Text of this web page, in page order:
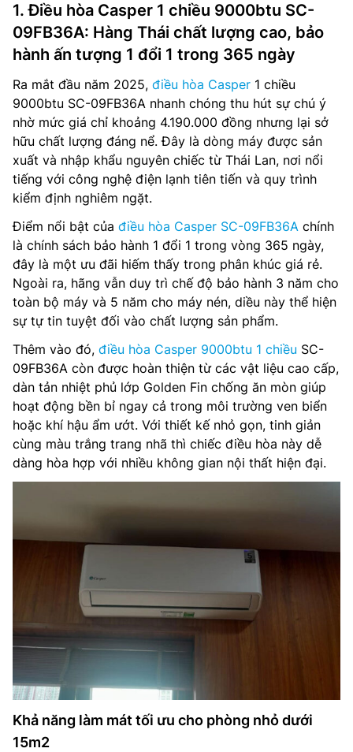
1. Điều hòa Casper 1 chiều 9000btu SC-
09FB36A: Hàng Thái chất lượng cao, bảo
hành ấn tượng 1 đổi 1 trong 365 ngày
Ra mắt đầu năm 2025, điều hòa Casper 1 chiều
9000btu SC-09FB36A nhanh chóng thu hút sự chú ý
nhờ mức giá chỉ khoảng 4.190.000 đồng nhưng lại sở
hữu chất lượng đáng nể. Đây là dòng máy được sản
xuất và nhập khẩu nguyên chiếc từ Thái Lan, nơi nổi
tiếng với công nghệ điện lạnh tiên tiến và quy trình
kiểm định nghiêm ngặt.
Điểm nổi bật của điều hòa Casper SC-09FB36A chính
là chính sách bảo hành 1 đổi 1 trong vòng 365 ngày,
đây là một ưu đãi hiếm thấy trong phân khúc giá rẻ.
Ngoài ra, hãng vẫn duy trì chế độ bảo hành 3 năm cho
toàn bộ máy và 5 năm cho máy nén, diều này thể hiện
sự tự tin tuyệt đối vào chất lượng sản phẩm.
Thêm vào đó, điều hòa Casper 9000btu 1 chiều SC-
09FB36A còn được hoàn thiện từ các vật liệu cao cấp,
dàn tản nhiệt phủ lớp Golden Fin chống ăn mòn giúp
hoạt động bền bỉ ngay cả trong môi trường ven biển
hoặc khí hậu ẩm ướt. Với thiết kế nhỏ gọn, tinh giản
cùng màu trắng trang nhã thì chiếc điều hòa này dễ
dàng hòa hợp với nhiều không gian nội thất hiện đại.
Khả năng làm mát tối ưu cho phòng nhỏ dưới
15m2